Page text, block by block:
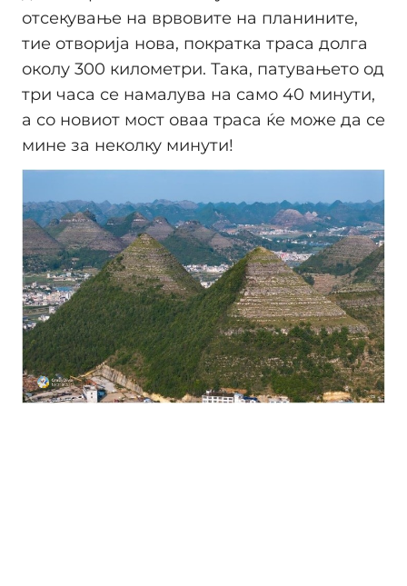
отсекување на врвовите на планините,
тие отворија нова, пократка траса долга
околу 300 километри. Така, патувањето од
три часа се намалува на само 40 минути,
а со новиот мост оваа траса ќе може да се
мине за неколку минути!